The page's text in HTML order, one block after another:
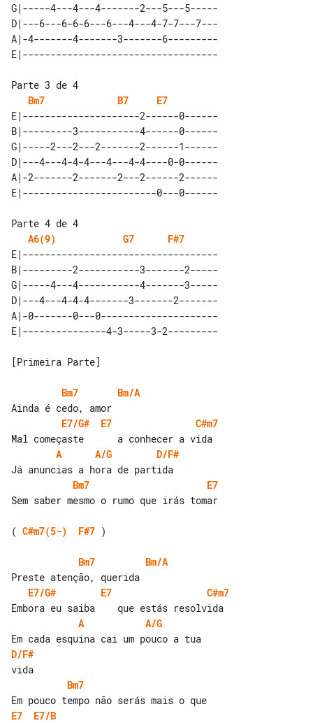
G|-----4---4---4-------2---5---5-----
D|---6---6-6-6---6---4---4-7-7---7---
A|-4-------4-------3-------6---------
Bm7
B7
E7
E|---------------------2------0------
B|---------3-----------4------0------
G|-----2---2---2-------2------1------
D|---4---4-4-4---4---4-4----0-0------
A|-2-------2-------2---2------2------
A6(9)
G7
F#7
E|-----------------------------------
B|---------2-----------3-------2-----
G|-----4---4-----------4-------3-----
D|---4---4-4-4-------3-------2-------
A|-0-------0---0---------------------
[Primeira Parte]
Bm7
Bm/A
E7/G#
E7
C#m7
A
A/G
D/F#
Bm7
E7
Sem saber mesmo o rumo que irás tomar
( C#m7(5-) F#7 )
Bm7
Bm/A
E7/G#
E7
C#m7
A
A/G
D/F#
Bm7
E7
E7/B